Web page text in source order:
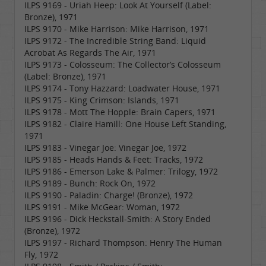
ILPS 9169 - Uriah Heep: Look At Yourself (Label:
Bronze), 1971
ILPS 9170 - Mike Harrison: Mike Harrison, 1971
ILPS 9172 - The Incredible String Band: Liquid
Acrobat As Regards The Air, 1971
ILPS 9173 - Colosseum: The Collector’s Colosseum
(Label: Bronze), 1971
ILPS 9174 - Tony Hazzard: Loadwater House, 1971
ILPS 9175 - King Crimson: Islands, 1971
ILPS 9178 - Mott The Hopple: Brain Capers, 1971
ILPS 9182 - Claire Hamill: One House Left Standing,
1971
ILPS 9183 - Vinegar Joe: Vinegar Joe, 1972
ILPS 9185 - Heads Hands & Feet: Tracks, 1972
ILPS 9186 - Emerson Lake & Palmer: Trilogy, 1972
ILPS 9189 - Bunch: Rock On, 1972
ILPS 9190 - Paladin: Charge! (Bronze), 1972
ILPS 9191 - Mike McGear: Woman, 1972
ILPS 9196 - Dick Heckstall-Smith: A Story Ended
(Bronze), 1972
ILPS 9197 - Richard Thompson: Henry The Human
Fly, 1972